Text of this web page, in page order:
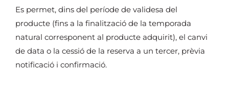
Es permet, dins del període de validesa del
producte (fins a la finalització de la temporada
natural corresponent al producte adquirit), el canvi
de data o la cessió de la reserva a un tercer, prèvia
notificació i confirmació.